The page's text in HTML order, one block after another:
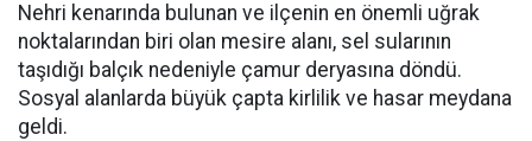
Nehri kenarında bulunan ve ilçenin en önemli uğrak
noktalarından biri olan mesire alanı, sel sularının
taşıdığı balçık nedeniyle çamur deryasına döndü.
Sosyal alanlarda büyük çapta kirlilik ve hasar meydana
geldi.